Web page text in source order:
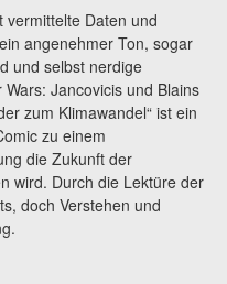
vermittelte Daten und
angenehmer Ton, sogar
und selbst nerdige
Jancovicis und Blains
zum Klimawandel“ ist ein
zu einem
die Zukunft der
wird. Durch die Lektüre der
doch Verstehen und